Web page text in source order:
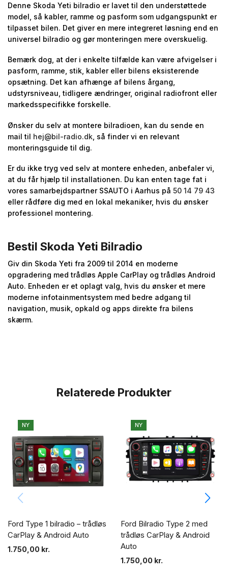
Denne Skoda Yeti bilradio er lavet til den understøttede
model, så kabler, ramme og pasform som udgangspunkt er
tilpasset bilen. Det giver en mere integreret løsning end en
universel bilradio og gør monteringen mere overskuelig.
Bemærk dog, at der i enkelte tilfælde kan være afvigelser i
pasform, ramme, stik, kabler eller bilens eksisterende
opsætning. Det kan afhænge af bilens årgang,
udstyrsniveau, tidligere ændringer, original radiofront eller
markedsspecifikke forskelle.
Ønsker du selv at montere bilradioen, kan du sende en
mail til hej@bil-radio.dk , så finder vi en relevant
monteringsguide til dig.
Er du ikke tryg ved selv at montere enheden, anbefaler vi,
at du får hjælp til installationen. Du kan enten tage fat i
vores samarbejdspartner SSAUTO i Aarhus på 50 14 79 43
eller rådføre dig med en lokal mekaniker, hvis du ønsker
professionel montering.
Bestil Skoda Yeti Bilradio
Giv din Skoda Yeti fra 2009 til 2014 en moderne
opgradering med trådløs Apple CarPlay og trådløs Android
Auto. Enheden er et oplagt valg, hvis du ønsker et mere
moderne infotainmentsystem med bedre adgang til
navigation, musik, opkald og apps direkte fra bilens
skærm.
Relaterede Produkter
NY
Ford Type 1 bilradio – trådløs
CarPlay & Android Auto
1.750,00 kr.
NY
Ford Bilradio Type 2 med
trådløs CarPlay & Android
Auto
1.750,00 kr.